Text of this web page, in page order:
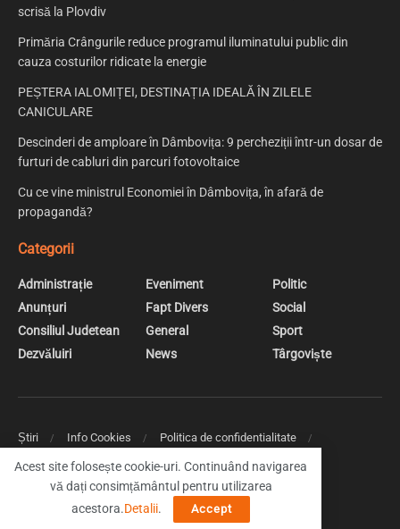
scrisă la Plovdiv
Primăria Crângurile reduce programul iluminatului public din
cauza costurilor ridicate la energie
PEȘTERA IALOMIȚEI, DESTINAȚIA IDEALĂ ÎN ZILELE
CANICULARE
Descinderi de amploare în Dâmbovița: 9 percheziții într-un dosar de
furturi de cabluri din parcuri fotovoltaice
Cu ce vine ministrul Economiei în Dâmbovița, în afară de
propagandă?
Categorii
Administrație
Anunțuri
Consiliul Judetean
Dezvăluiri
Eveniment
Fapt Divers
General
News
Politic
Social
Sport
Târgoviște
Știri Info Cookies
Politica de confidentialitate
© 2019 DambovitaNews - Cele mai noi stiri din Dambovita
Acest site folosește cookie-uri. Continuând navigarea
vă dați consimțământul pentru utilizarea
acestora.Detalii. Accept